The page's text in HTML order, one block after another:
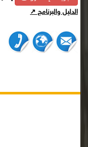
الدليل والبرنامج ↗